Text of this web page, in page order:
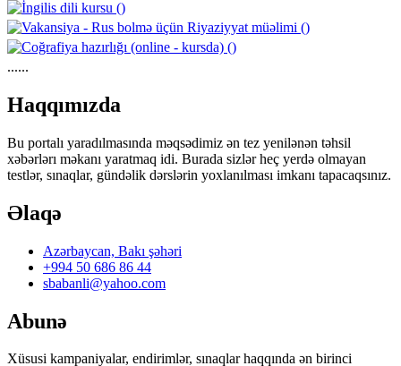
......
Haqqımızda
Bu portalı yaradılmasında məqsədimiz ən tez yenilənən təhsil
xəbərlərı məkanı yaratmaq idi. Burada sizlər heç yerdə olmayan
testlər, sınaqlar, gündəlik dərslərin yoxlanılması imkanı tapacaqsınız.
Əlaqə
Azərbaycan, Bakı şəhəri
+994 50 686 86 44
sbabanli@yahoo.com
Abunə
Xüsusi kampaniyalar, endirimlər, sınaqlar haqqında ən birinci